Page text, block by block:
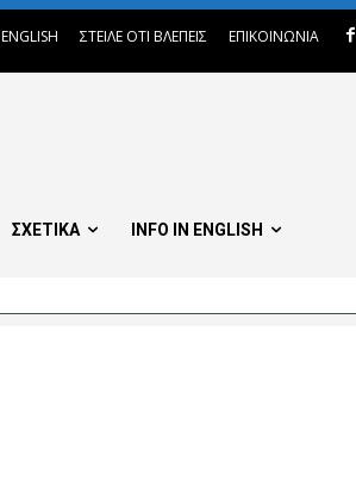
ENGLISH ΣΤΕΙΛΕ ΟΤΙ ΒΛΕΠΕΙΣ ΕΠΙΚΟΙΝΩΝΙΑ
ΣΧΕΤΙΚΑ INFO IN ENGLISH